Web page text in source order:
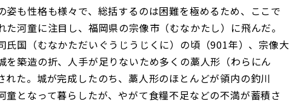
姿も性格も様々で、総括するのは困難を極めるため、ここで
た河童に注目し、福岡県の宗像市（むなかたし）に飛んだ。
氏国（むなかただいぐうじうじくに）の頃（901年）、宗像大
を築造の折、人手が足りないため多くの藁人形（わらにん
れた。城が完成したのち、藁人形のほとんどが領内の釣川
童となって暮らしたが、やがて食糧不足などの不満が蓄積さ